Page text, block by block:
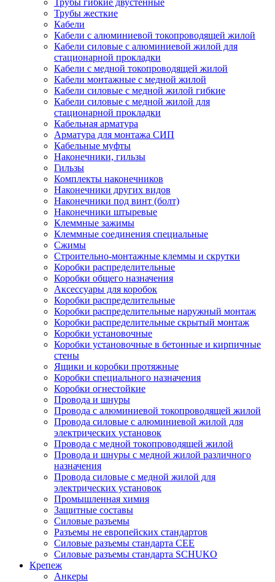
Трубы гибкие двустенные
Трубы жесткие
Кабели
Кабели с алюминиевой токопроводящей жилой
Кабели силовые с алюминиевой жилой для
стационарной прокладки
Кабели с медной токопроводящей жилой
Кабели монтажные с медной жилой
Кабели силовые с медной жилой гибкие
Кабели силовые с медной жилой для
стационарной прокладки
Кабельная арматура
Арматура для монтажа СИП
Кабельные муфты
Наконечники, гильзы
Гильзы
Комплекты наконечников
Наконечники других видов
Наконечники под винт (болт)
Наконечники штыревые
Клеммные зажимы
Клеммные соединения специальные
Сжимы
Строительно-монтажные клеммы и скрутки
Коробки распределительные
Коробки общего назначения
Аксессуары для коробок
Коробки распределительные
Коробки распределительные наружный монтаж
Коробки распределительные скрытый монтаж
Коробки установочные
Коробки установочные в бетонные и кирпичные
стены
Ящики и коробки протяжные
Коробки специального назначения
Коробки огнестойкие
Провода и шнуры
Провода с алюминиевой токопроводящей жилой
Провода силовые с алюминиевой жилой для
электрических установок
Провода с медной токопроводящей жилой
Провода и шнуры с медной жилой различного
назначения
Провода силовые с медной жилой для
электрических установок
Промышленная химия
Защитные составы
Силовые разъемы
Разъемы не европейских стандартов
Силовые разъемы стандарта CEE
Силовые разъемы стандарта SCHUKO
Крепеж
Анкеры